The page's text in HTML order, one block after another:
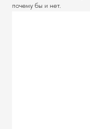
почему бы и нет.